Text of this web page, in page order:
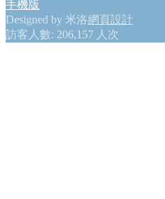
手機版
Designed by 米洛網頁設計
訪客人數: 206,157 人次